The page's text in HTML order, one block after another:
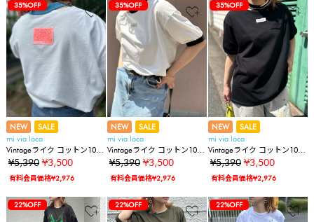
35%OFF
NEW
SALE
mi via loca
Vintageライク コットン100
カットアウト配色リンガー
¥5,390 ¥3,500
有料会員価格¥2,976
35%OFF
NEW
SALE
mi via loca
Vintageライク コットン100
カットアウト配色リンガー
¥5,390 ¥3,500
有料会員価格¥2,976
35%OFF
NEW
SALE
mi via loca
Vintageライク コットン100
カットアウト配色リンガー
¥5,390 ¥3,500
有料会員価格¥2,976
22%OFF 22%OFF 22%OFF